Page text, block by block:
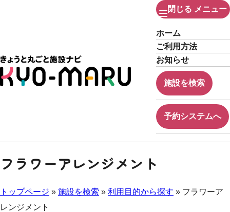
閉じる メニュー
ホーム
ご利用方法
お知らせ
施設を検索
予約システムへ
フラワーアレンジメント
トップページ » 施設を検索 » 利用目的から探す » フラワーア
レンジメント